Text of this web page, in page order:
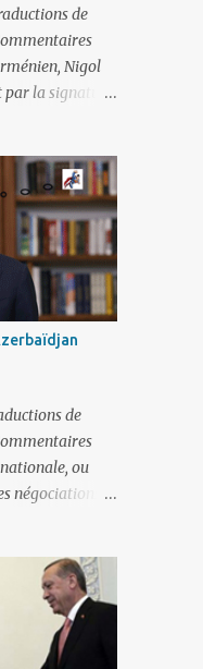
de
Nigol
par la signature
Jean de La
« Le
l'ombre ».
; l'Histoire ou la
forts, pas
avec le
de tout ce qui
qu'il nomme
trois
ne trouvent
de tous les
justice. Et
de
ou
négociations
Rappelons
comprend 17
l'objet d'un
portaient